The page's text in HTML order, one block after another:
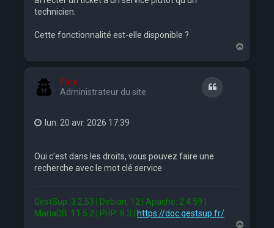
technicien.
Cette fonctionnalité est-elle disponible ?
a
Flox
Administrateur du site
Citation
lun. 20 avr. 2026 17:39
Oui c'est dans les droits, vous pouvez faire une
recherche avec le mot clé service
GestSup: 3.2.53 | Debian: 12 | Apache: 2.4.59 |
MariaDB: 11.5.2 | PHP: 8.3 |
https://doc.gestsup.fr/